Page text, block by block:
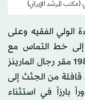
المرشد الإيراني)
الولي الفقيه وعلى
خط التماس مع
أميركا حين اقتحم انتحاري في 1983 مقر رجال المارينز
من الجثث إلى
بارزاً في استثناء